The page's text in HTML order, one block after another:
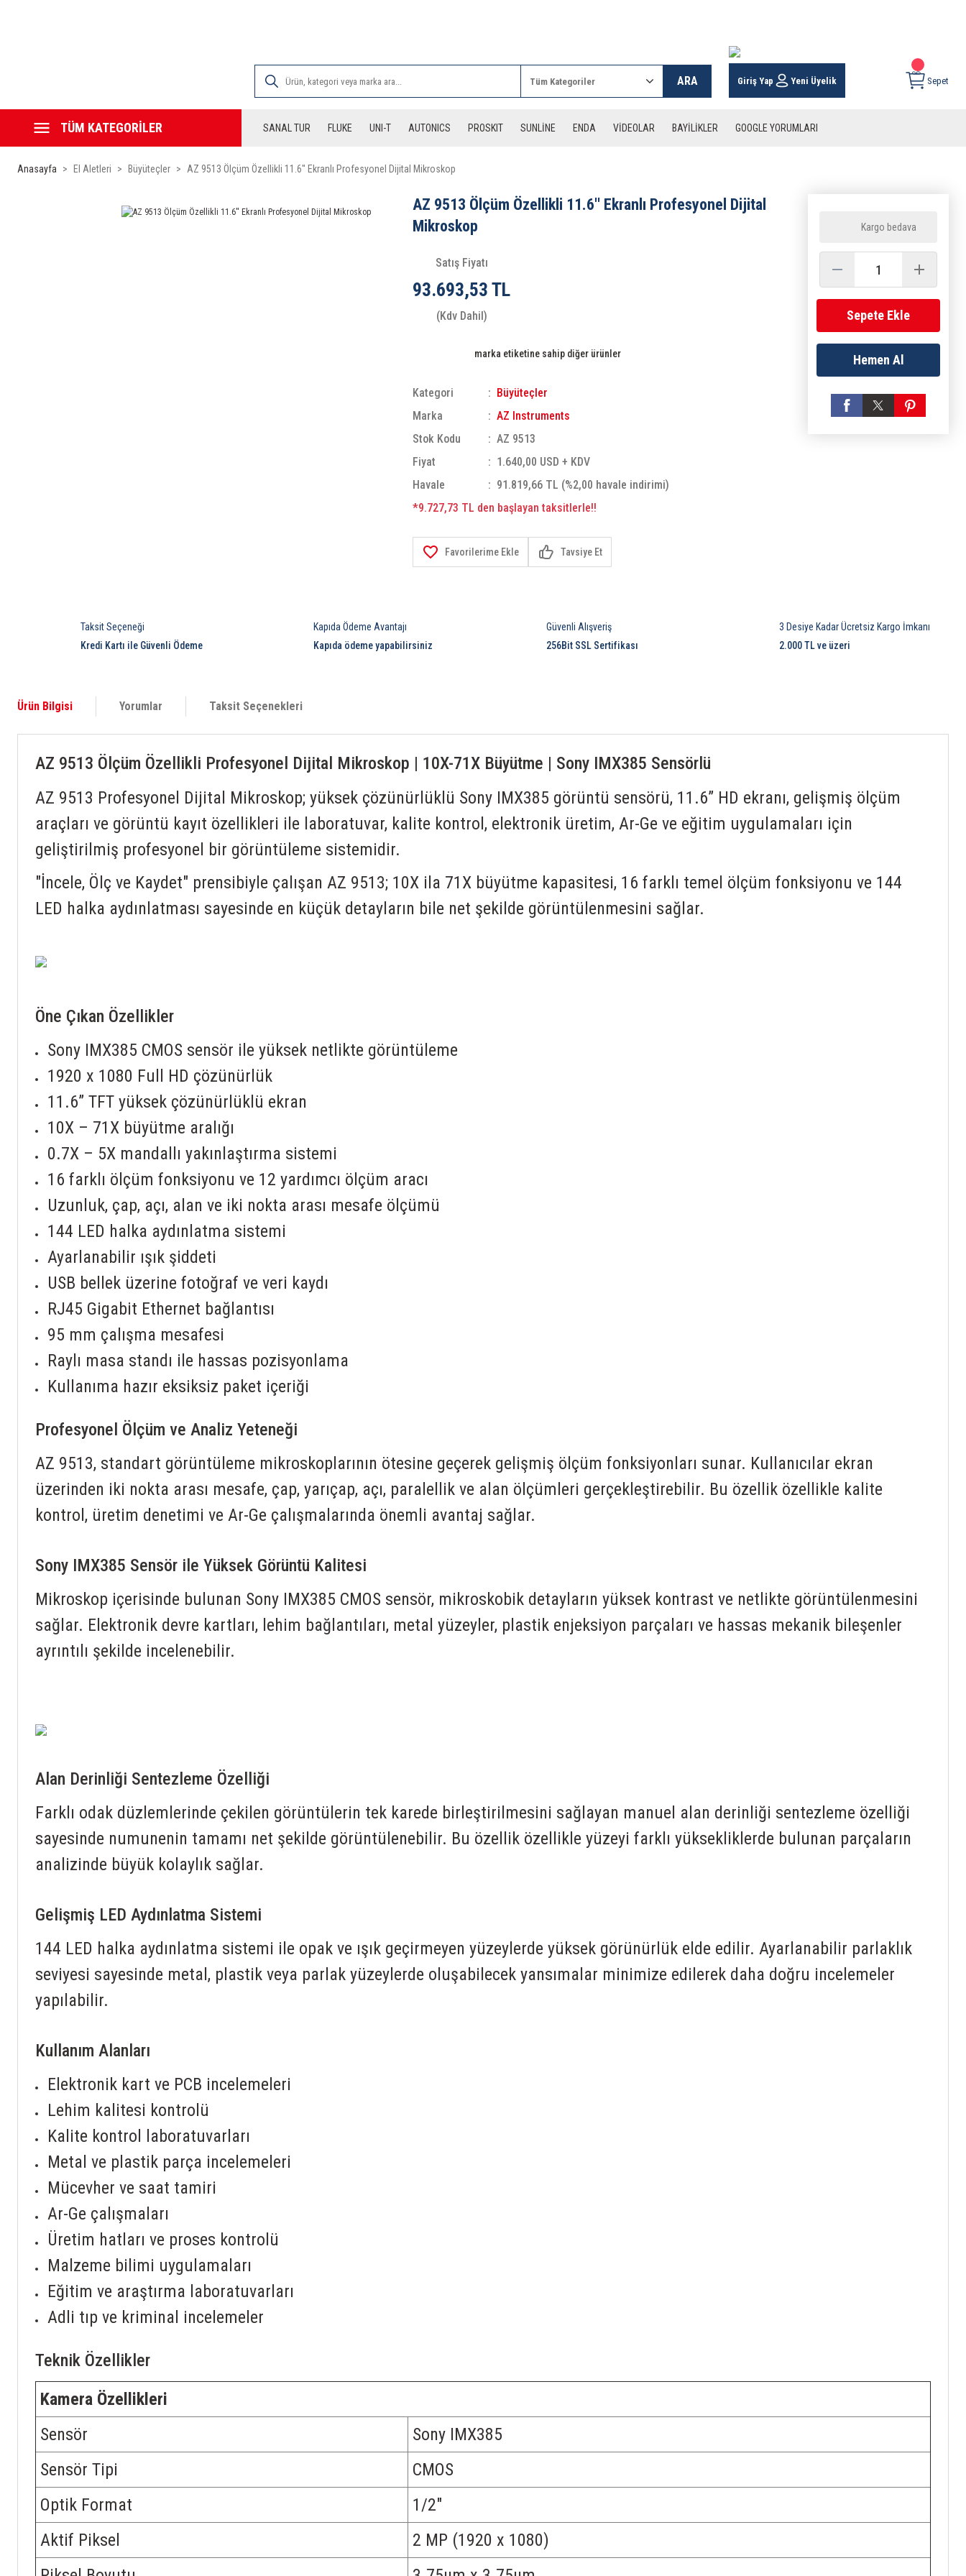
ARA Giriş Yap Yeni Üyelik Sepet
TÜM KATEGORİLER SANAL TUR FLUKE UNI-T AUTONICS PROSKIT SUNLİNE ENDA VİDEOLAR BAYİLİKLER GOOGLE YORUMLARI
Anasayfa El Aletleri Büyüteçler AZ 9513 Ölçüm Özellikli 11.6'' Ekranlı Profesyonel Dijital Mikroskop
AZ 9513 Ölçüm Özellikli 11.6'' Ekranlı Profesyonel Dijital
Mikroskop
Satış Fiyatı
93.693,53 TL
(Kdv Dahil)
marka etiketine sahip diğer ürünler
Kategori
Büyüteçler
Marka
AZ Instruments
Stok Kodu
AZ 9513
Fiyat
1.640,00 USD + KDV
Havale
91.819,66 TL (%2,00 havale indirimi)
*9.727,73 TL den başlayan taksitlerle!!
Tavsiye Et
Kargo bedava
Sepete Ekle
Hemen Al
3 Desiye Kadar Ücretsiz Kargo İmkanı
2.000 TL ve üzeri
Kapıda Ödeme Avantajı
Kapıda ödeme yapabilirsiniz
Güvenli Alışveriş
256Bit SSL Sertifikası
Taksit Seçeneği
Kredi Kartı ile Güvenli Ödeme
Ürün Bilgisi Yorumlar Taksit Seçenekleri
AZ 9513 Ölçüm Özellikli Profesyonel Dijital Mikroskop | 10X-71X Büyütme | Sony IMX385 Sensörlü
AZ 9513 Profesyonel Dijital Mikroskop; yüksek çözünürlüklü Sony IMX385 görüntü sensörü, 11.6” HD ekranı, gelişmiş ölçüm
araçları ve görüntü kayıt özellikleri ile laboratuvar, kalite kontrol, elektronik üretim, Ar-Ge ve eğitim uygulamaları için
geliştirilmiş profesyonel bir görüntüleme sistemidir.
"İncele, Ölç ve Kaydet" prensibiyle çalışan AZ 9513; 10X ila 71X büyütme kapasitesi, 16 farklı temel ölçüm fonksiyonu ve 144
LED halka aydınlatması sayesinde en küçük detayların bile net şekilde görüntülenmesini sağlar.
Öne Çıkan Özellikler
Sony IMX385 CMOS sensör ile yüksek netlikte görüntüleme
1920 x 1080 Full HD çözünürlük
11.6” TFT yüksek çözünürlüklü ekran
10X – 71X büyütme aralığı
0.7X – 5X mandallı yakınlaştırma sistemi
16 farklı ölçüm fonksiyonu ve 12 yardımcı ölçüm aracı
Uzunluk, çap, açı, alan ve iki nokta arası mesafe ölçümü
144 LED halka aydınlatma sistemi
Ayarlanabilir ışık şiddeti
USB bellek üzerine fotoğraf ve veri kaydı
RJ45 Gigabit Ethernet bağlantısı
95 mm çalışma mesafesi
Raylı masa standı ile hassas pozisyonlama
Kullanıma hazır eksiksiz paket içeriği
Profesyonel Ölçüm ve Analiz Yeteneği
AZ 9513, standart görüntüleme mikroskoplarının ötesine geçerek gelişmiş ölçüm fonksiyonları sunar. Kullanıcılar ekran
üzerinden iki nokta arası mesafe, çap, yarıçap, açı, paralellik ve alan ölçümleri gerçekleştirebilir. Bu özellik özellikle kalite
kontrol, üretim denetimi ve Ar-Ge çalışmalarında önemli avantaj sağlar.
Sony IMX385 Sensör ile Yüksek Görüntü Kalitesi
Mikroskop içerisinde bulunan Sony IMX385 CMOS sensör, mikroskobik detayların yüksek kontrast ve netlikte görüntülenmesini
sağlar. Elektronik devre kartları, lehim bağlantıları, metal yüzeyler, plastik enjeksiyon parçaları ve hassas mekanik bileşenler
ayrıntılı şekilde incelenebilir.
Alan Derinliği Sentezleme Özelliği
Farklı odak düzlemlerinde çekilen görüntülerin tek karede birleştirilmesini sağlayan manuel alan derinliği sentezleme özelliği
sayesinde numunenin tamamı net şekilde görüntülenebilir. Bu özellik özellikle yüzeyi farklı yüksekliklerde bulunan parçaların
analizinde büyük kolaylık sağlar.
Gelişmiş LED Aydınlatma Sistemi
144 LED halka aydınlatma sistemi ile opak ve ışık geçirmeyen yüzeylerde yüksek görünürlük elde edilir. Ayarlanabilir parlaklık
seviyesi sayesinde metal, plastik veya parlak yüzeylerde oluşabilecek yansımalar minimize edilerek daha doğru incelemeler
yapılabilir.
Kullanım Alanları
Elektronik kart ve PCB incelemeleri
Lehim kalitesi kontrolü
Kalite kontrol laboratuvarları
Metal ve plastik parça incelemeleri
Mücevher ve saat tamiri
Ar-Ge çalışmaları
Üretim hatları ve proses kontrolü
Malzeme bilimi uygulamaları
Eğitim ve araştırma laboratuvarları
Adli tıp ve kriminal incelemeler
Teknik Özellikler
Kamera Özellikleri
Sensör
Sony IMX385
Sensör Tipi
CMOS
Optik Format
1/2"
Aktif Piksel
2 MP (1920 x 1080)